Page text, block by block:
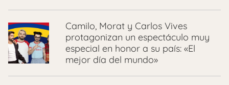
Camilo, Morat y Carlos Vives
protagonizan un espectáculo muy
especial en honor a su país: «El
mejor día del mundo»